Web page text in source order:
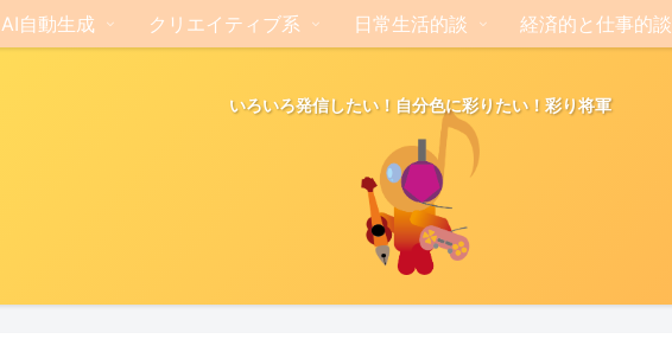
いろいろ発信したい！自分色に彩りたい！彩り将軍
AI自動生成 クリエイティブ系 日常生活的談 経済的と仕事的談